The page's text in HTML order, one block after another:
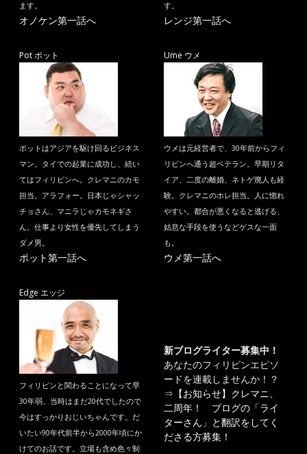
ます。
オノケン第一話へ
す。
レンジ第一話へ
Pot ポット
ポットはアジアを駆け回るビジネス
マン。タイでの起業に成功し、続い
てはフィリピンへ。クレマニのカモ
担当。アラフォー。日本じゃシャッ
チョさん、マニラじゃカモネギさ
ん。仕事より女性を優先してしまう
ダメ男。
ポット第一話へ
Ume ウメ
ウメは元経営者で、30年前からフィ
リピンへ通う超ベテラン。早期リタ
イア、二度の離婚、ネトゲ廃人も経
験。クレマニのホレ担当。人に惚れ
やすい。都合が悪くなると逃げる、
姑息な手段を使うなどゲスな一面
も。
ウメ第一話へ
Edge エッジ
フィリピンと関わることになって早
30年弱、当時はまだ20代でしたので
今はすっかりおじいちゃんです。だ
いたい90年代前半から2000年頃にか
けてのお話です。立場も含め色々制
新ブログライター募集中！
あなたのフィリピンエピソ
ードを連載しませんか！？
⇒ 【お知らせ】クレマニ、
二周年！ ブログの「ライ
ターさん」と翻訳をしてく
ださる方募集！